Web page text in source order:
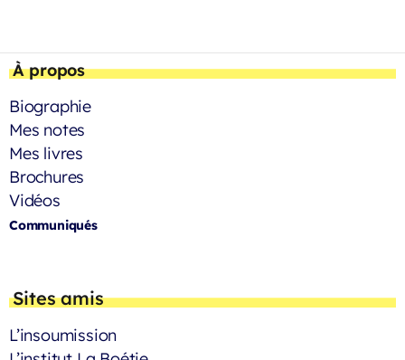
À propos
Biographie
Mes notes
Mes livres
Brochures
Vidéos
Communiqués
Sites amis
L’insoumission